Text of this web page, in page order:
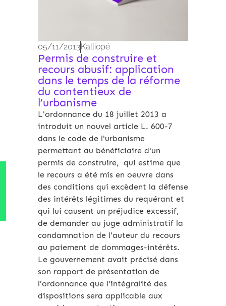
05/11/2013Kalliopé
Permis de construire et
recours abusif: application
dans le temps de la réforme
du contentieux de
l’urbanisme
L'ordonnance du 18 juillet 2013 a
introduit un nouvel article L. 600-7
dans le code de l'urbanisme
permettant au bénéficiaire d'un
permis de construire, qui estime que
le recours a été mis en oeuvre dans
des conditions qui excèdent la défense
des intérêts légitimes du requérant et
qui lui causent un préjudice excessif,
de demander au juge administratif la
condamnation de l'auteur du recours
au paiement de dommages-intérêts.
Le gouvernement avait précisé dans
son rapport de présentation de
l'ordonnance que l'intégralité des
dispositions sera applicable aux